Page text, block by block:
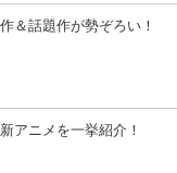
＆話題作が勢ぞろい！
アニメを一挙紹介！